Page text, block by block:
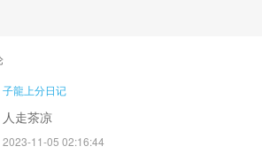
子龍上分日记
人走茶凉
2023-11-05 02:16:44